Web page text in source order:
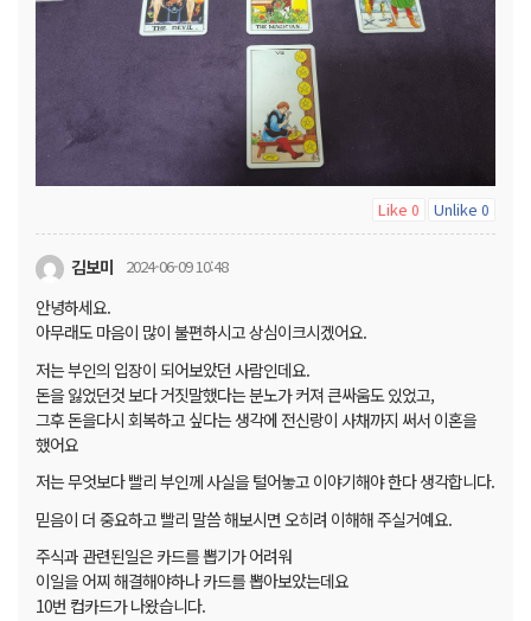
Like 0 Unlike 0
김보미 2024-06-09 10:48
안녕하세요.
아무래도 마음이 많이 불편하시고 상심이크시겠어요.
저는 부인의 입장이 되어보았던 사람인데요.
돈을 잃었던것 보다 거짓말했다는 분노가 커져 큰싸움도 있었고,
그후 돈을다시 회복하고 싶다는 생각에 전신랑이 사채까지 써서 이혼을
했어요
저는 무엇보다 빨리 부인께 사실을 털어놓고 이야기해야 한다 생각합니다.
믿음이 더 중요하고 빨리 말씀 해보시면 오히려 이해해 주실거예요.
주식과 관련된일은 카드를 뽑기가 어려워
이일을 어찌 해결해야하나 카드를 뽑아보았는데요
10번 컵카드가 나왔습니다.